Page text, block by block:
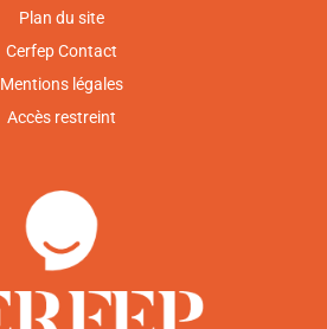
Plan du site
Cerfep Contact
Mentions légales
Accès restreint